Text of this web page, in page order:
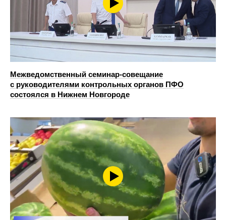
Межведомственный семинар-совещание
с руководителями контрольных органов ПФО
состоялся в Нижнем Новгороде